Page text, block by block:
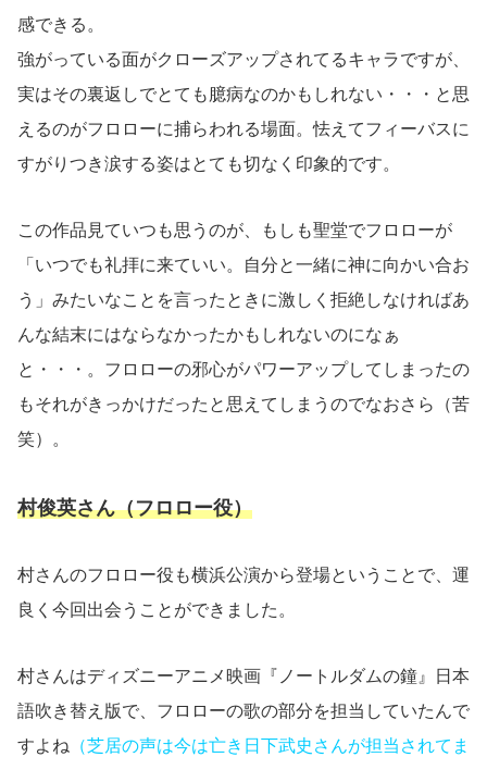
感できる。
強がっている面がクローズアップされてるキャラですが、
実はその裏返しでとても臆病なのかもしれない・・・と思
えるのがフロローに捕らわれる場面。怯えてフィーバスに
すがりつき涙する姿はとても切なく印象的です。
この作品見ていつも思うのが、もしも聖堂でフロローが
「いつでも礼拝に来ていい。自分と一緒に神に向かい合お
う」みたいなことを言ったときに激しく拒絶しなければあ
んな結末にはならなかったかもしれないのになぁ
と・・・。フロローの邪心がパワーアップしてしまったの
もそれがきっかけだったと思えてしまうのでなおさら（苦
笑）。
村俊英さん（フロロー役）
村さんのフロロー役も横浜公演から登場ということで、運
良く今回出会うことができました。
村さんはディズニーアニメ映画『ノートルダムの鐘』日本
語吹き替え版で、フロローの歌の部分を担当していたんで
すよね （芝居の声は今は亡き日下武史さんが担当されてま